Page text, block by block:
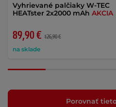
Vyhrievané palčiaky W-TEC
HEATster 2x2000 mAh AKCIA
89,90 € 126,90 €
na sklade
Porovnať